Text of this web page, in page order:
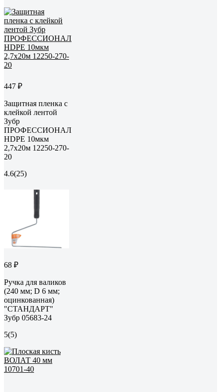
447 ₽
Защитная пленка с
клейкой лентой
Зубр
ПРОФЕССИОНАЛ
HDPE 10мкм
2,7х20м 12250-270-
20
4.6(25)
68 ₽
Ручка для валиков
(240 мм; D 6 мм;
оцинкованная)
"СТАНДАРТ"
Зубр 05683-24
5(5)